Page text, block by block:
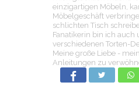
einzigartigen Möbeln,
Möbelgeschäft
schlichten Tisch
Fanatikerin bin ich
verschiedenen Torten-
Meine große Liebe -
Anleitungen zu